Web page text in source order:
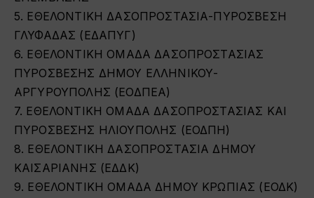
5. ΕΘΕΛΟΝΤΙΚΗ ΔΑΣΟΠΡΟΣΤΑΣΙΑ-ΠΥΡΟΣΒΕΣΗ
ΓΛΥΦΑΔΑΣ (ΕΔΑΠΥΓ)
6. ΕΘΕΛΟΝΤΙΚΗ ΟΜΑΔΑ ΔΑΣΟΠΡΟΣΤΑΣΙΑΣ
ΠΥΡΟΣΒΕΣΗΣ ΔΗΜΟΥ ΕΛΛΗΝΙΚΟΥ-
ΑΡΓΥΡΟΥΠΟΛΗΣ (ΕΟΔΠΕΑ)
7. ΕΘΕΛΟΝΤΙΚΗ ΟΜΑΔΑ ΔΑΣΟΠΡΟΣΤΑΣΙΑΣ ΚΑΙ
ΠΥΡΟΣΒΕΣΗΣ ΗΛΙΟΥΠΟΛΗΣ (ΕΟΔΠΗ)
8. ΕΘΕΛΟΝΤΙΚΗ ΔΑΣΟΠΡΟΣΤΑΣΙΑ ΔΗΜΟΥ
ΚΑΙΣΑΡΙΑΝΗΣ (ΕΔΔΚ)
9. ΕΘΕΛΟΝΤΙΚΗ ΟΜΑΔΑ ΔΗΜΟΥ ΚΡΩΠΙΑΣ (ΕΟΔΚ)